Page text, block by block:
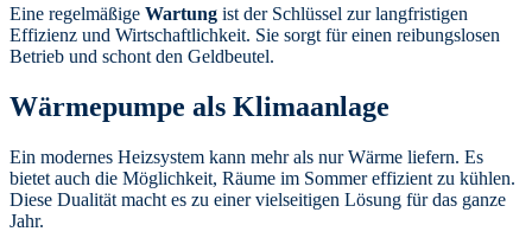
Eine regelmäßige Wartung ist der Schlüssel zur langfristigen
Effizienz und Wirtschaftlichkeit. Sie sorgt für einen reibungslosen
Betrieb und schont den Geldbeutel.
Wärmepumpe als Klimaanlage
Ein modernes Heizsystem kann mehr als nur Wärme liefern. Es
bietet auch die Möglichkeit, Räume im Sommer effizient zu kühlen.
Diese Dualität macht es zu einer vielseitigen Lösung für das ganze
Jahr.